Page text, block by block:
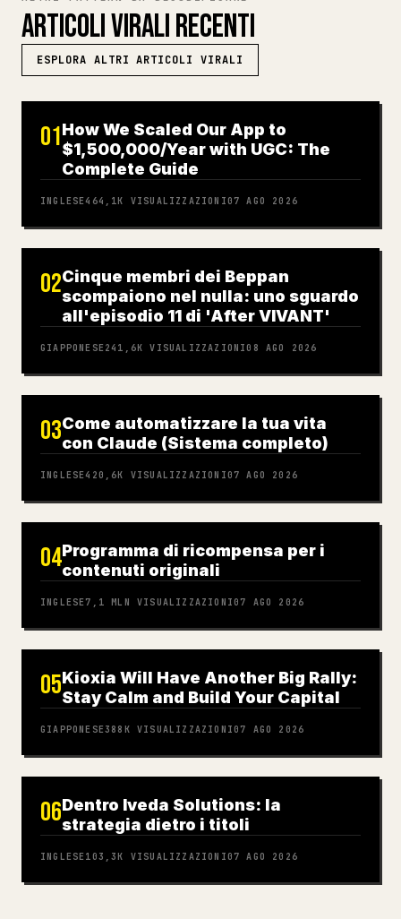
ARTICOLI VIRALI RECENTI
ESPLORA ALTRI ARTICOLI VIRALI
01How We Scaled Our App to
$1,500,000/Year with UGC: The
Complete Guide
INGLESE464,1K VISUALIZZAZIONI07 AGO 2026
02Cinque membri dei Beppan
scompaiono nel nulla: uno sguardo
all'episodio 11 di 'After VIVANT'
GIAPPONESE 241,6K VISUALIZZAZIONI08 AGO 2026
03Come automatizzare la tua vita
con Claude (Sistema completo)
INGLESE420,6K VISUALIZZAZIONI07 AGO 2026
04Programma di ricompensa per i
contenuti originali
INGLESE7,1 MLN VISUALIZZAZIONI07 AGO 2026
05Kioxia Will Have Another Big Rally:
Stay Calm and Build Your Capital
GIAPPONESE388K VISUALIZZAZIONI07 AGO 2026
06Dentro Iveda Solutions: la
strategia dietro i titoli
INGLESE 103,3K VISUALIZZAZIONI07 AGO 2026